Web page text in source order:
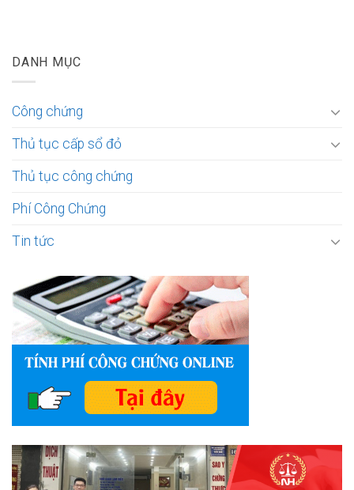
DANH MỤC
Công chứng
Thủ tục cấp sổ đỏ
Thủ tục công chứng
Phí Công Chứng
Tin tức